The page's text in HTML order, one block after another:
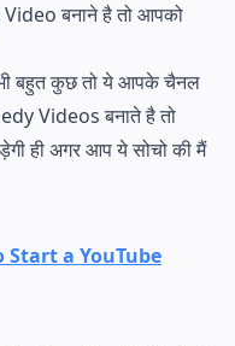
बनाने है तो आपको
बहुत कुछ तो ये आपके चैनल
Videos बनाते है तो
ही अगर आप ये सोचो की मैं
a YouTube